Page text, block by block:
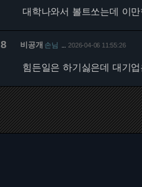
대학나와서 볼트쏘는데 이
8 비공개 손님 2026-04-06 11:55:26
힘든일은 하기싫은데 대기